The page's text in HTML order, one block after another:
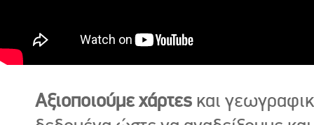
Αξιοποιούμε χάρτες και